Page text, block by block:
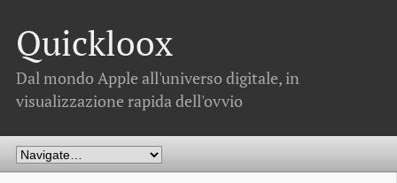
Quickloox
Dal mondo Apple all'universo digitale, in
visualizzazione rapida dell'ovvio